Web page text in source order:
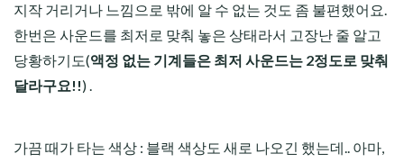
지작 거리거나 느낌으로 밖에 알 수 없는 것도 좀 불편했어요.
한번은 사운드를 최저로 맞춰 놓은 상태라서 고장난 줄 알고
당황하기도(액정 없는 기계들은 최저 사운드는 2정도로 맞춰
달라구요!!) .
가끔 때가 타는 색상 : 블랙 색상도 새로 나오긴 했는데.. 아마,